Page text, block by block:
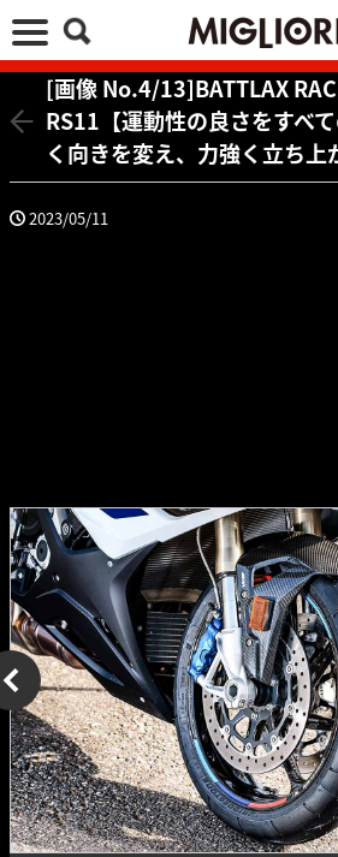
[画像 No.4/13]BATTLAX
RS11【運動性の良さをすべ
く向きを変え、力強く立ち上
2023/05/11